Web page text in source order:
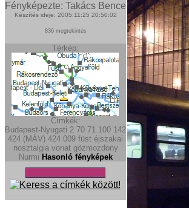
Fényképezte: Takács Bence
Készítés ideje: 2005:11:25 20:50:02
836 megtekintés
Térkép:
Címkék:
Budapest-Nyugati 2 70 71 100 142
424 (MÁV) 424 009 füst éjszakai
nosztalgia vonat gözmozdony
Nurmi Hasonló fényképek